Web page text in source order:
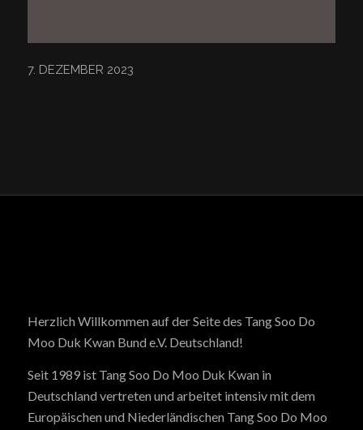
7. DEZEMBER 2023
Herzlich Willkommen auf der Seite des Tang Soo Do
Moo Duk Kwan Bund e.V. Deutschland!
Seit 1989 ist Tang Soo Do Moo Duk Kwan in
Deutschland vertreten und arbeitet intensiv mit dem
Europäischen und Niederländischen Tang Soo Do Moo